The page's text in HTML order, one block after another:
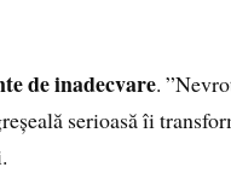
de inadecvare.
serioasă îi